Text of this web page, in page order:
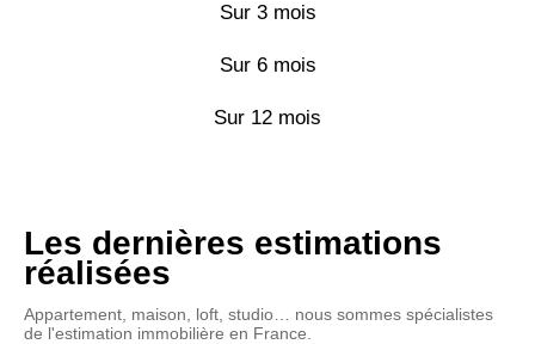
Sur 3 mois
Sur 6 mois
Sur 12 mois
Les dernières estimations
réalisées
Appartement, maison, loft, studio… nous sommes spécialistes
de l'estimation immobilière en France.